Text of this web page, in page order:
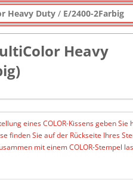
für COLOP Printer
für COLOP Heavy Duty
für TRODAT Printy
für TRODAT Professional
III
Stempelkissen196
Stempelfarbe
Farben
191
Heavy Duty / E/2400-2Farbig
Heavy
eines COLOR-Kissens geben Sie
finden Sie auf der Rückseite Ihres
mit einem COLOR-Stempel